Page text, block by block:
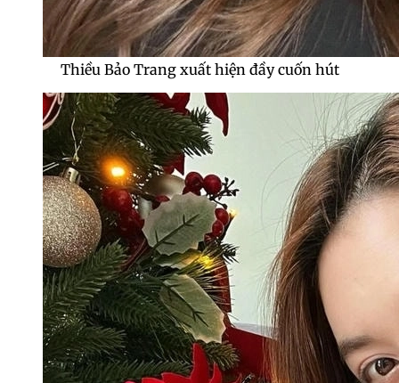
Thiều Bảo Trang xuất hiện đầy cuốn hút